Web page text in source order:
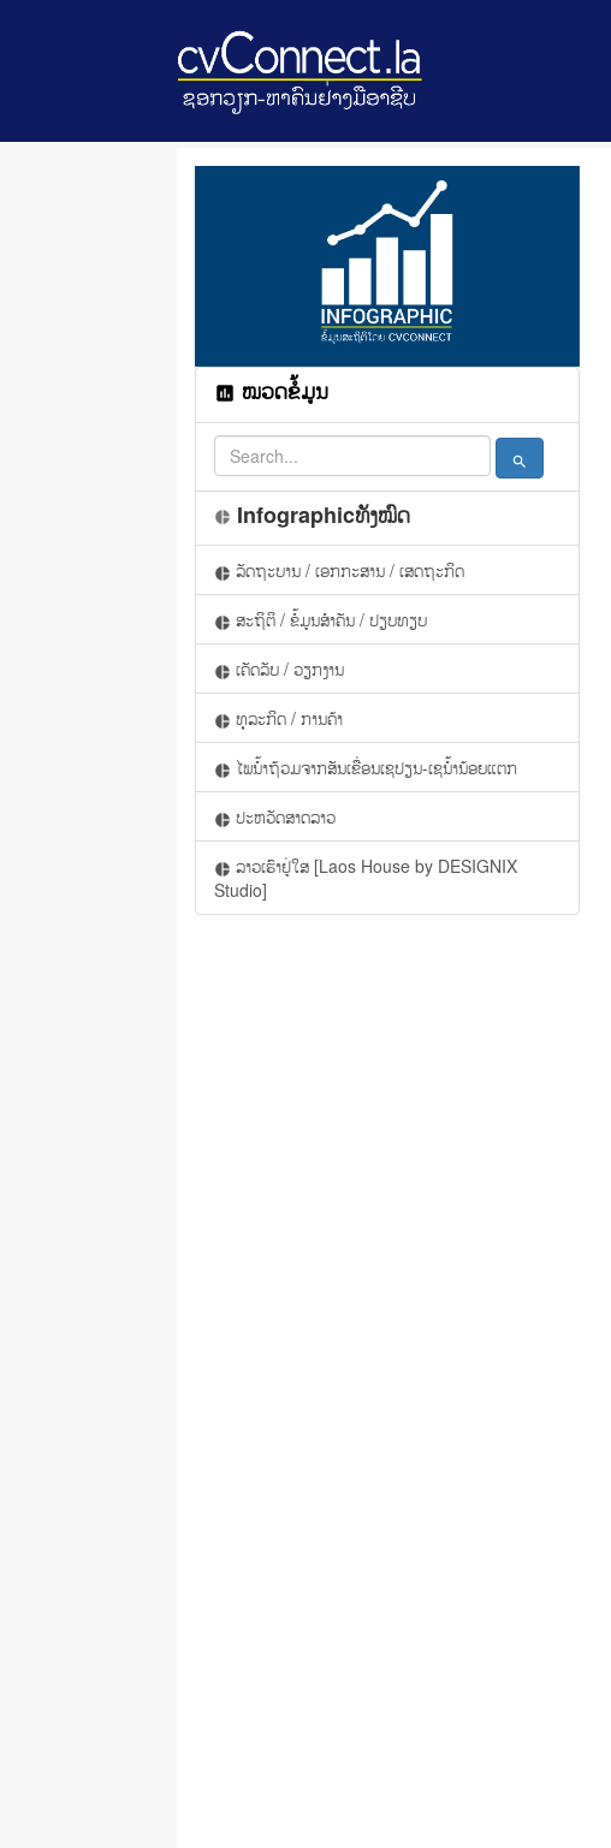
assessment ໝວດຂໍ້ມູນ
search
pie_chart Infographicທັງໝົດ
pie_chart ລັດຖະບານ / ເອກກະສານ / ເສດຖະກິດ
pie_chart ສະຖິຕິ / ຂໍ້ມູນສຳຄັນ / ປຽບທຽບ
pie_chart ເຄັດລັບ / ວຽກງານ
pie_chart ທຸລະກິດ / ການຄ້າ
pie_chart ໄພນ້ຳຖ້ວມຈາກສັນເຂື່ອນເຊປຽນ-ເຊນ້ຳນ້ອຍແຕກ
pie_chart ປະຫວັດສາດລາວ
pie_chart ລາວເຮົາຢູ່ໃສ [Laos House by DESIGNIX
Studio]